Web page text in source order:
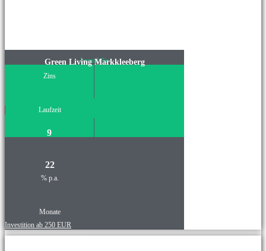
Immobilie
Green Living Markkleeberg
Zins
Laufzeit
9
22
% p.a.
Monate
Investition ab 250 EUR